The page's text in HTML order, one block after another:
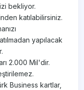
bekliyor.
katılabilirsiniz.
yapılacak
2.000 Mil'dir.
Business kartlar,